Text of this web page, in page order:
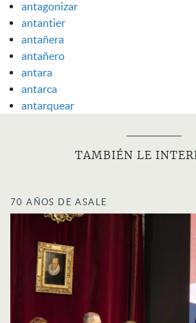
antagonizar
antantier
antañera
antañero
antara
antarca
antarquear
TAMBIÉN LE
70 AÑOS DE ASALE